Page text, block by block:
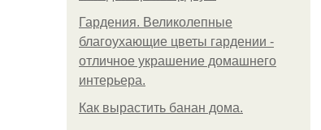
Гардения. Великолепные
благоухающие цветы гардении -
отличное украшение домашнего
интерьера.
Как вырастить банан дома.